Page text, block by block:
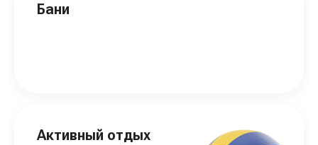
Бани
Активный отдых